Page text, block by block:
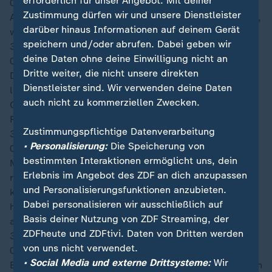
04:08
Ayew bringt den Eckstoß hoch an den zweiten Pfosten,
wo sich aber kein Abnehmer findet.
36′
04:07
Die Ghanaer bäumen sich nun etwas auf, sind im
letzten Angriffsdrittel aber zu unpräzise und so keine
Gefahr ausstrahlen. Ein Schuss von Semenyo aus der
Ferne wird zur nächsten Ecke abgefälscht.
33′
04:04
Mensah spielt einen tollen Diagonalball auf den
rechten Flügel zu Iñaki Williams. Der bekommt aber
keine Hilfe und schließt aus schlechter Position ab,
holt aber immerhin einen Eckball raus. Dieser bringt
allerdings keine Gefahr.
30′
04:01
Eine halbe Stunde ist gespielt und die Cafeteros haben
Zustimmung dürfen wir und unsere Dienstleister
darüber hinaus Informationen auf deinem Gerät
speichern und/oder abrufen. Dabei geben wir
deine Daten ohne deine Einwilligung nicht an
Dritte weiter, die nicht unsere direkten
Dienstleister sind. Wir verwenden deine Daten
auch nicht zu kommerziellen Zwecken.
Zustimmungspflichtige Datenverarbeitung
• Personalisierung:Die Speicherung von
bestimmten Interaktionen ermöglicht uns, dein
Erlebnis im Angebot des ZDF an dich anzupassen
und Personalisierungsfunktionen anzubieten.
Dabei personalisieren wir ausschließlich auf
Basis deiner Nutzung von ZDF Streaming, der
ZDFheute und ZDFtivi. Daten von Dritten werden
von uns nicht verwendet.
• Social Media und externe Drittsysteme:Wir